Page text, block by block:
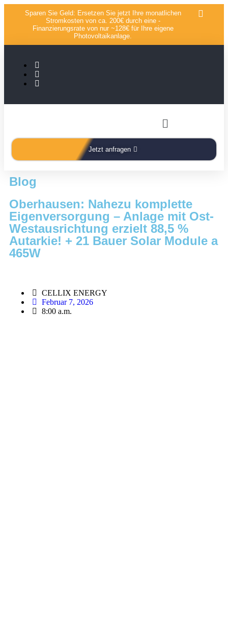
Sparen Sie Geld: Ersetzen Sie jetzt Ihre monatlichen
Stromkosten von ca. 200€ durch eine -
Finanzierungsrate von nur ~128€ für Ihre eigene
Photovoltaikanlage.
Jetzt anfragen
Blog
Oberhausen: Nahezu komplette
Eigenversorgung – Anlage mit Ost-
Westausrichtung erzielt 88,5 %
Autarkie! + 21 Bauer Solar Module a
465W
CELLIX ENERGY
Februar 7, 2026
8:00 a.m.